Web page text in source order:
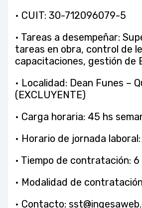
• CUIT: 30-712096079-5
• Tareas a desempeñar:
tareas en obra, control de
capacitaciones, gestión de
• Localidad: Dean Funes –
(EXCLUYENTE)
• Carga horaria: 45 hs
• Horario de jornada
• Tiempo de contratación:
• Modalidad de
• Contacto: